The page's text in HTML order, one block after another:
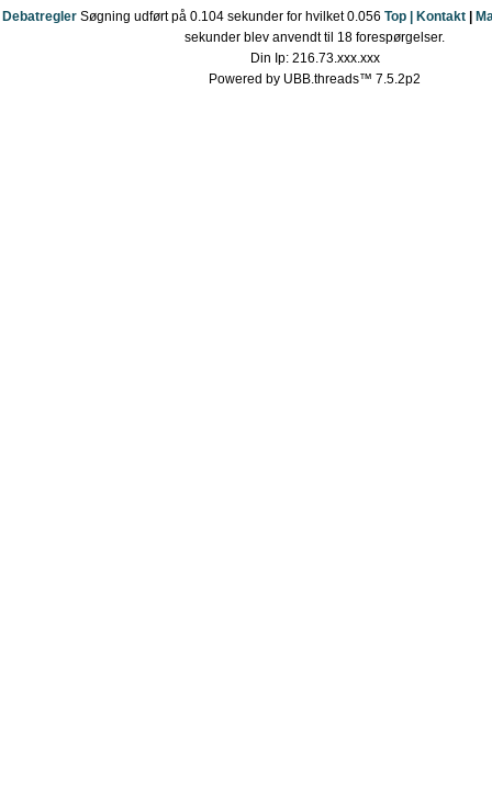
Debatregler Top | Kontakt
Søgning udført på 0.104 sekunder for hvilket 0.056
sekunder blev anvendt til 18 forespørgelser.
Din Ip: 216.73.xxx.xxx
Powered by UBB.threads™ 7.5.2p2